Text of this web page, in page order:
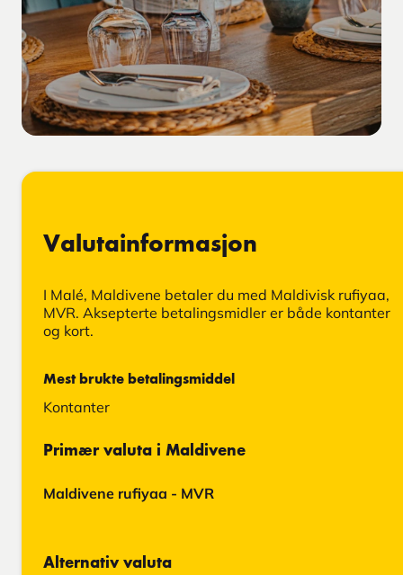
Valutainformasjon
I Malé, Maldivene betaler du med Maldivisk rufiyaa,
MVR. Aksepterte betalingsmidler er både kontanter
og kort.
Mest brukte betalingsmiddel
Kontanter
Primær valuta i Maldivene
Maldivene rufiyaa - MVR
Alternativ valuta